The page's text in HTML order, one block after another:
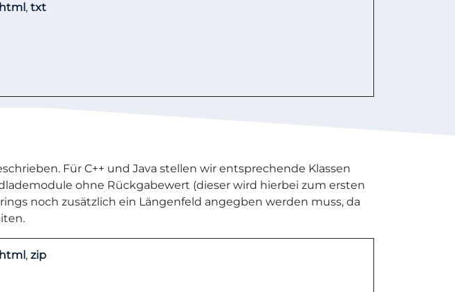
html , txt
Für C++ und Java stellen wir entsprechende Klassen
ohne Rückgabewert (dieser wird hierbei zum ersten
noch zusätzlich ein Längenfeld angegben werden muss, da
html , zip